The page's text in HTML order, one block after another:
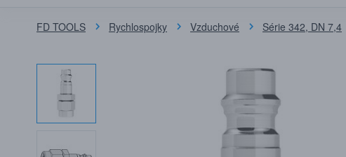
FD TOOLS Rychlospojky Vzduchové Série 342, DN 7,4